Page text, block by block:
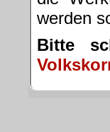
werden
Bitte